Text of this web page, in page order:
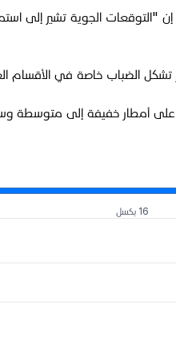
إن "التوقعات الجوية تشير
الضباب خاصة في الأقسام
على أمطار خفيفة إلى
16 بكسل